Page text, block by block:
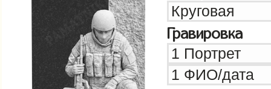
Гравировка